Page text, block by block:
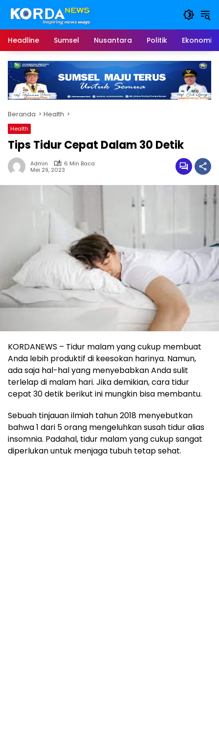
Headline
Sumsel Nusantara Politik Ekonomi
Beranda Health
Health
Tips Tidur Cepat Dalam 30 Detik
Admin
6 Min Baca
Mei 29, 2023
KORDANEWS – Tidur malam yang cukup membuat
Anda lebih produktif di keesokan harinya. Namun,
ada saja hal-hal yang menyebabkan Anda sulit
terlelap di malam hari. Jika demikian, cara tidur
cepat 30 detik berikut ini mungkin bisa membantu.
Sebuah tinjauan ilmiah tahun 2018 menyebutkan
bahwa 1 dari 5 orang mengeluhkan susah tidur alias
insomnia. Padahal, tidur malam yang cukup sangat
diperlukan untuk menjaga tubuh tetap sehat.